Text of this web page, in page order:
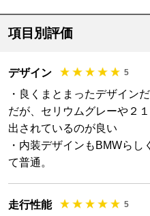
項目別評価
デザイン 5
・良くまとまったデザイン
だが、セリウムグレーや２
出されているのが良い
・内装デザインもBMWら
て普通。
走行性能 5